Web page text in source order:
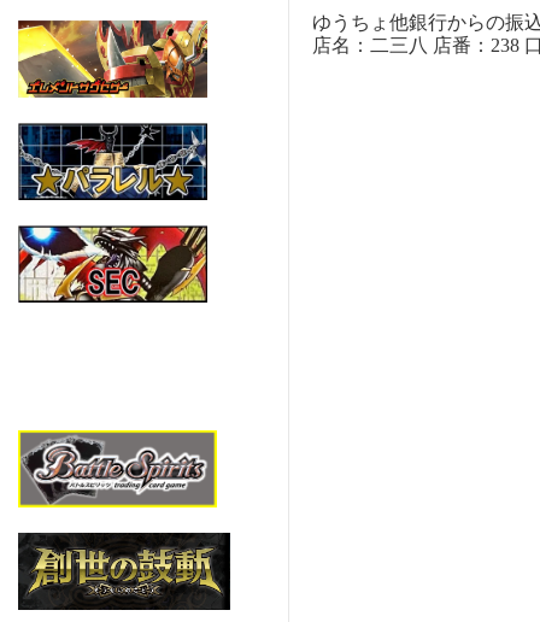
ゆうちょ他銀行からの振
店名：二三八 店番：238